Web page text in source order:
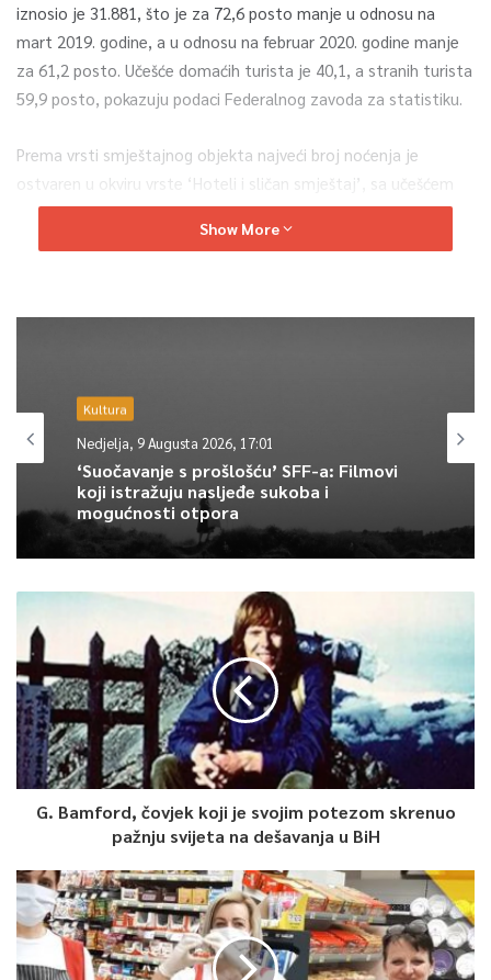
iznosio je 31.881, što je za 72,6 posto manje u odnosu na
mart 2019. godine, a u odnosu na februar 2020. godine manje
za 61,2 posto. Učešće domaćih turista je 40,1, a stranih turista
59,9 posto, pokazuju podaci Federalnog zavoda za statistiku.
Prema vrsti smještajnog objekta najveći broj noćenja je
ostvaren u okviru vrste ‘Hoteli i sličan smještaj’, sa učešćem
od 92,4 posto.
posto), Sjeverne Makedonije (5,2 posto) i Njemačke
Turisti iz ostalih zemalja ostvarili su 58,6 posto noćenja.
Broj raspoloživih kreveta u martu 2020. godine u FBiH iznosio
je 19.672, što je za 32,5 posto manje u odnosu na mart 2019.
godine. Neto stopa iskorištenosti kreveta za vrstu ‘Hoteli i
sličan smještaj’ na području Federacije BiH iznosila je 7,3
0
Article Rating
Show More
Kultura
Nedjelja, 9 Augusta 2026, 17:01
‘Suočavanje s prošlošću’ SFF-a: Filmovi
koji istražuju nasljeđe sukoba i
mogućnosti otpora
G. Bamford, čovjek koji je svojim potezom skrenuo
pažnju svijeta na dešavanja u BiH